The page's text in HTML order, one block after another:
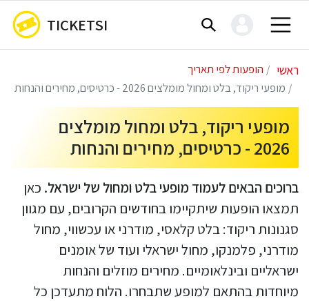
TICKETSI
ראשי
הופעות לפי תאריך
מופעי ריקוד, בלט ומחול מומלצים 2026 - כרטיסים, מחירים והנחות
מופעי ריקוד, בלט ומחול מומלצים
2026 - כרטיסים, מחירים והנחות
ברוכים הבאים לעמוד מופעי בלט ומחול של ישראל. כאן
תמצאו הופעות שיתקיימו בחודשים הקרובים, עם מגוון
סגנונות ריקוד: בלט קלאסי, מודרני או עכשווי, מחול
מודרני, פלמנקו, מחול ישראלי ועוד של אומנים
ישראליים ובינלאומיים. מחירים מוזלים והנחות
מיוחדות בהתאם למופע שתבחרו. הלוח מתעדכן כל